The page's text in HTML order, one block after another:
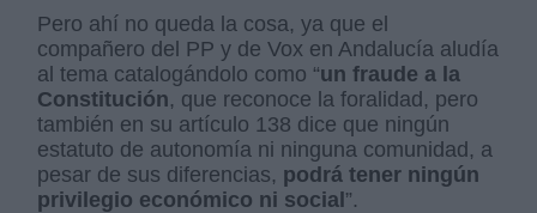
Pero ahí no queda la cosa, ya que el
compañero del PP y de Vox en Andalucía aludía
al tema catalogándolo como “un fraude a la
Constitución, que reconoce la foralidad, pero
también en su artículo 138 dice que ningún
estatuto de autonomía ni ninguna comunidad, a
pesar de sus diferencias, podrá tener ningún
privilegio económico ni social”.